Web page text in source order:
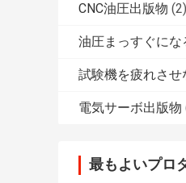
CNC油圧出版物 (2)
油圧まっすぐにな
試験機を疲れさせ
電気サーボ出版物
最もよいプロ